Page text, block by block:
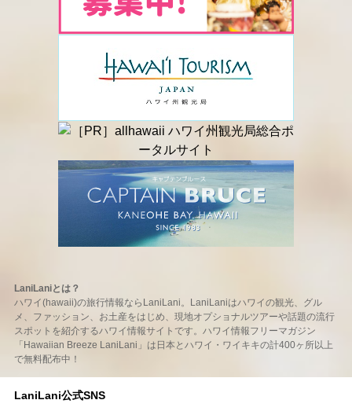
LaniLaniとは？
ハワイ(hawaii)の旅行情報ならLaniLani。LaniLaniはハワイの観光、グル
メ、ファッション、お土産をはじめ、現地オプショナルツアーや話題の流行
スポットを紹介するハワイ情報サイトです。ハワイ情報フリーマガジン
「Hawaiian Breeze LaniLani」は日本とハワイ・ワイキキの計400ヶ所以上
で無料配布中！
LaniLani公式SNS